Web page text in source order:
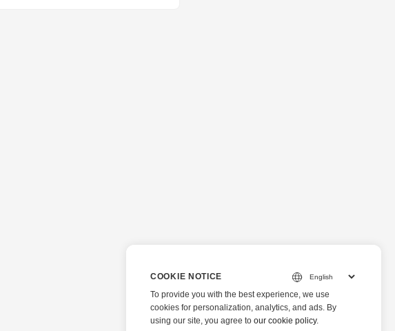
COOKIE NOTICE
To provide you with the best experience, we use
cookies for personalization, analytics, and ads. By
using our site, you agree to our cookie policy.